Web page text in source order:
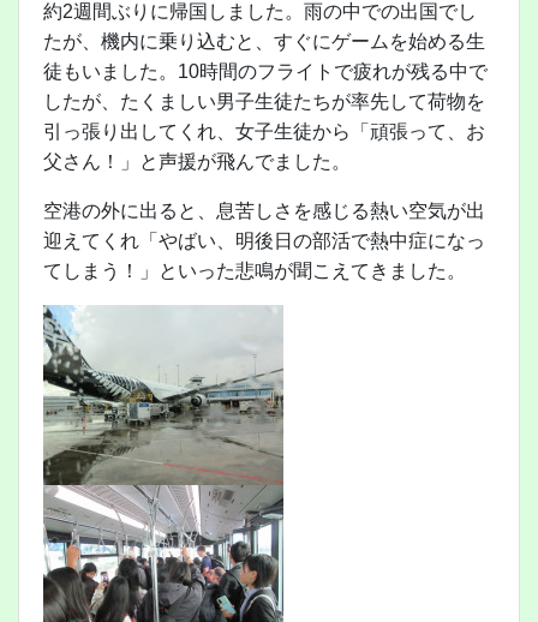
約2週間ぶりに帰国しました。雨の中での出国でし
たが、機内に乗り込むと、すぐにゲームを始める生
徒もいました。10時間のフライトで疲れが残る中で
したが、たくましい男子生徒たちが率先して荷物を
引っ張り出してくれ、女子生徒から「頑張って、お
父さん！」と声援が飛んでました。
空港の外に出ると、息苦しさを感じる熱い空気が出
迎えてくれ「やばい、明後日の部活で熱中症になっ
てしまう！」といった悲鳴が聞こえてきました。